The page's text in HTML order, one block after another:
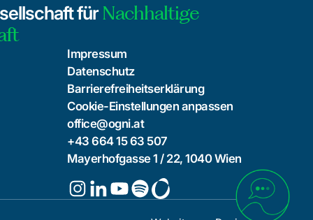
fürNachhaltige
Impressum
Datenschutz
Barrierefreiheitserklärung
Cookie-Einstellungen anpassen
office@ogni.at
+43 664 15 63 507
Mayerhofgasse 1 / 22, 1040 Wien